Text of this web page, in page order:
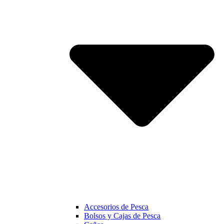
Accesorios de Pesca
Bolsos y Cajas de Pesca